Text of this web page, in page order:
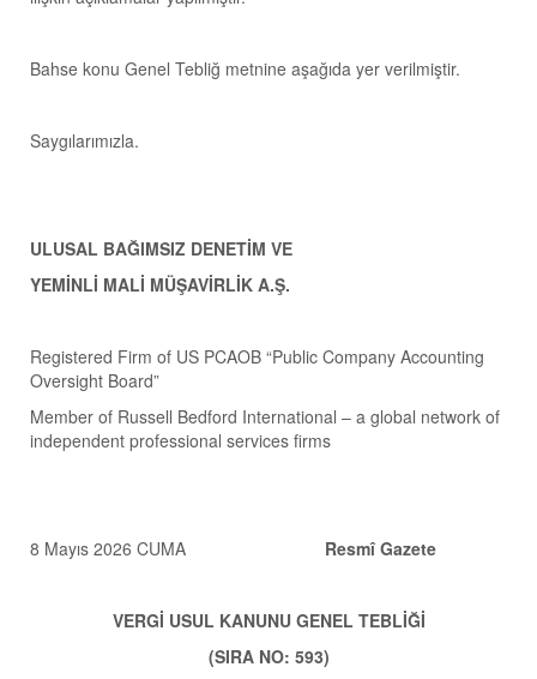
Bahse konu Genel Tebliğ metnine aşağıda yer verilmiştir.
Saygılarımızla.
ULUSAL BAĞIMSIZ DENETİM VE
YEMİNLİ MALİ MÜŞAVİRLİK A.Ş.
Registered Firm of US PCAOB “Public Company Accounting
Oversight Board”
Member of Russell Bedford International – a global network of
independent professional services firms
8 Mayıs 2026 CUMA Resmî Gazete
VERGİ USUL KANUNU GENEL TEBLİĞİ
(SIRA NO: 593)